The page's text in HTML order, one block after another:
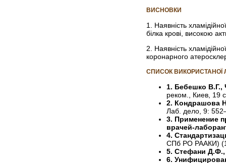
ВИСНОВКИ
1. Наявність
білка крові, високою
2. Наявність
коронарного
СПИСОК ВИКОРИСТАНОЇ
1. Бебешко
реком., Киев, 19
2. Кондрашова
Лаб. дело, 9:
3. Применение
врачей-
4.
СПб РО РААКИ)
5. Стефани
6.